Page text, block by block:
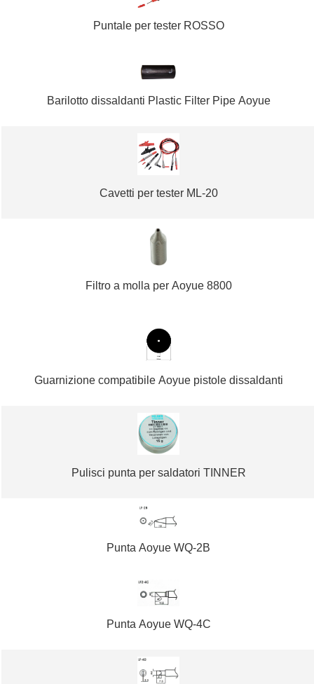
Puntale per tester ROSSO
Barilotto dissaldanti Plastic Filter Pipe Aoyue
Cavetti per tester ML-20
Filtro a molla per Aoyue 8800
Guarnizione compatibile Aoyue pistole dissaldanti
Pulisci punta per saldatori TINNER
Punta Aoyue WQ-2B
Punta Aoyue WQ-4C